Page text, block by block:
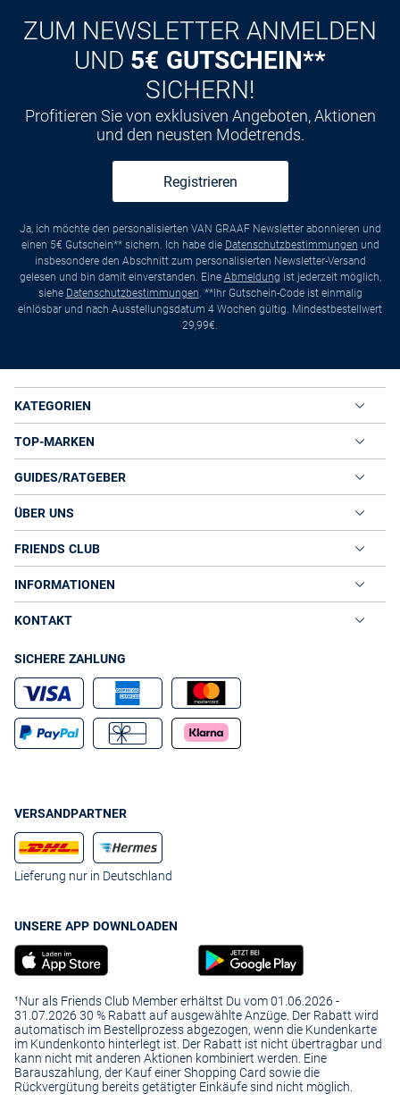
Kauf aufRechnung
ZUM NEWSLETTER ANMELDEN
UND 5€ GUTSCHEIN**
SICHERN!
Profitieren Sie von exklusiven Angeboten, Aktionen
und den neusten Modetrends.
Registrieren
Ja, ich möchte den personalisierten VAN GRAAF Newsletter abonnieren und
einen 5€ Gutschein** sichern. Ich habe die Datenschutzbestimmungen und
insbesondere den Abschnitt zum personalisierten Newsletter-Versand
gelesen und bin damit einverstanden. Eine Abmeldung ist jederzeit möglich,
siehe Datenschutzbestimmungen. **Ihr Gutschein-Code ist einmalig
einlösbar und nach Ausstellungsdatum 4 Wochen gültig. Mindestbestellwert
29,99€.
KATEGORIEN
TOP-MARKEN
GUIDES/RATGEBER
ÜBER UNS
FRIENDS CLUB
INFORMATIONEN
KONTAKT
SICHERE ZAHLUNG
VERSANDPARTNER
Lieferung nur in Deutschland
UNSERE APP DOWNLOADEN
¹Nur als Friends Club Member erhältst Du vom 01.06.2026 -
31.07.2026 30 % Rabatt auf ausgewählte Anzüge. Der Rabatt wird
automatisch im Bestellprozess abgezogen, wenn die Kundenkarte
im Kundenkonto hinterlegt ist. Der Rabatt ist nicht übertragbar und
kann nicht mit anderen Aktionen kombiniert werden. Eine
Barauszahlung, der Kauf einer Shopping Card sowie die
Rückvergütung bereits getätigter Einkäufe sind nicht möglich.